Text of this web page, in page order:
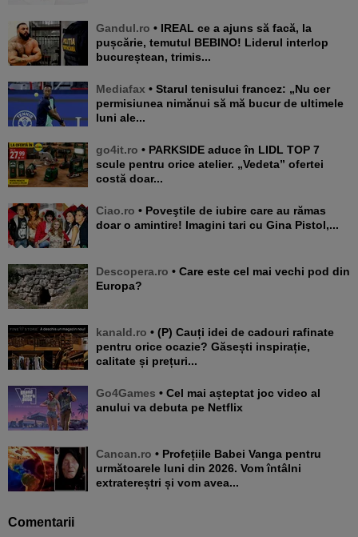
Gandul.ro • IREAL ce a ajuns să facă, la
pușcărie, temutul BEBINO! Liderul interlop
bucureștean, trimis...
Mediafax • Starul tenisului francez: „Nu cer
permisiunea nimănui să mă bucur de ultimele
luni ale...
go4it.ro • PARKSIDE aduce în LIDL TOP 7
scule pentru orice atelier. „Vedeta” ofertei
costă doar...
Ciao.ro • Poveştile de iubire care au rămas
doar o amintire! Imagini tari cu Gina Pistol,...
Descopera.ro • Care este cel mai vechi pod din
Europa?
kanald.ro • (P) Cauți idei de cadouri rafinate
pentru orice ocazie? Găsești inspirație,
calitate și prețuri...
Go4Games • Cel mai așteptat joc video al
anului va debuta pe Netflix
Cancan.ro • Profețiile Babei Vanga pentru
următoarele luni din 2026. Vom întâlni
extratereștri și vom avea...
Comentarii